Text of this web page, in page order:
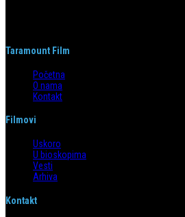
Taramount Film
Početna
O nama
Kontakt
Filmovi
Uskoro
U bioskopima
Vesti
Arhiva
Kontakt